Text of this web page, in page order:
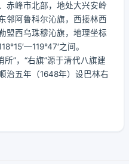
赤峰市北部，地处大兴安岭
邻阿鲁科尔沁旗，西接林西
盟西乌珠穆沁旗，地理坐标
之间。
所”，“右旗”源于清代八旗建
治五年（1648年）设巴林右